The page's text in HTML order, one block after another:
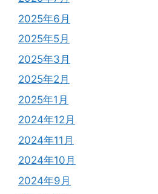
2025年6月
2025年5月
2025年3月
2025年2月
2025年1月
2024年12月
2024年11月
2024年10月
2024年9月